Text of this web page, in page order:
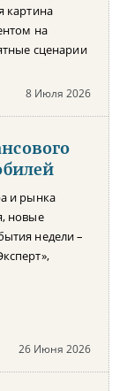
картина
на
сценарии
8 Июля 2026
и рынка
новые
недели –
26 Июня 2026